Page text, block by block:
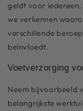
geldt voor
we verkennen
verschillende
beïnvloedt.
Voetverzorging
Neem bijvoorbeeld
belangrijkste